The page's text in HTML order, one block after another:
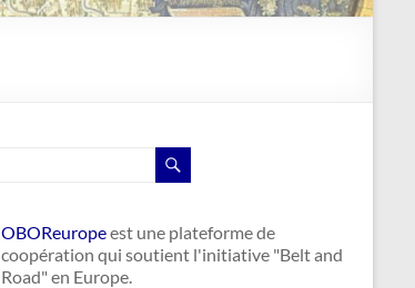
OBOReuropeest une plateforme de
coopération qui soutient l'initiative "Belt and
Road" en Europe.